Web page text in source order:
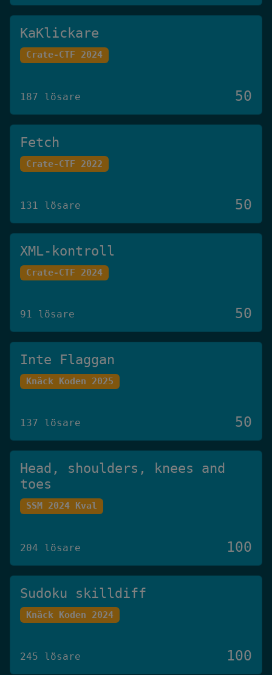
KaKlickare
Crate-CTF 2024
187 lösare 50
Fetch
Crate-CTF 2022
131 lösare 50
XML-kontroll
Crate-CTF 2024
91 lösare 50
Inte Flaggan
Knäck Koden 2025
137 lösare 50
Head, shoulders, knees and
toes
SSM 2024 Kval
204 lösare 100
Sudoku skilldiff
Knäck Koden 2024
245 lösare 100